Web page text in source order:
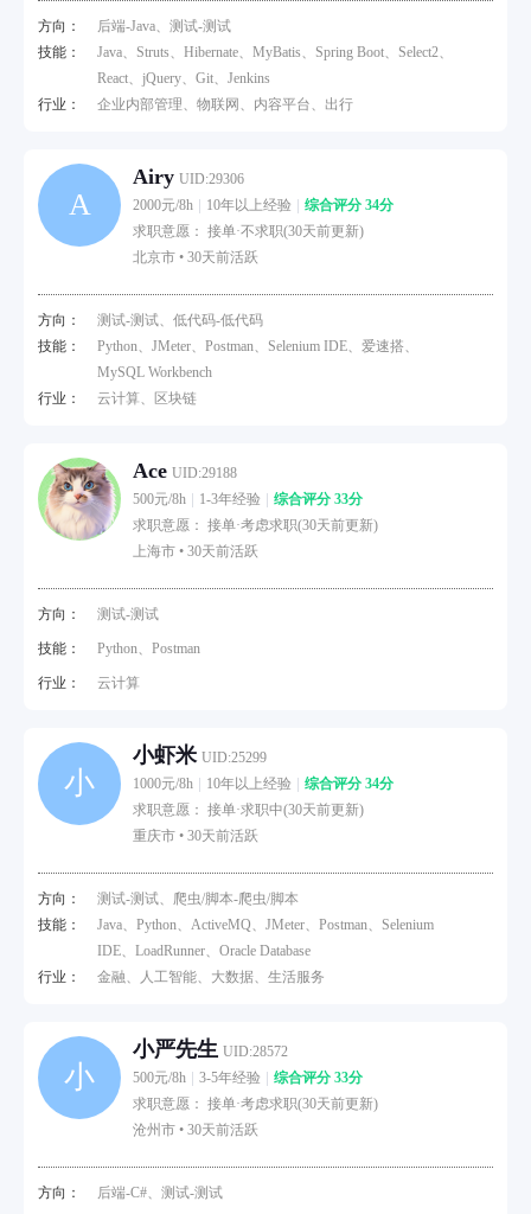
方向：
后端-Java、测试-测试
技能：
Java、Struts、Hibernate、MyBatis、Spring Boot、Select2、
React、jQuery、Git、Jenkins
行业：
企业内部管理、物联网、内容平台、出行
A
Airy UID:29306
2000元/8h
10年以上经验
综合评分 34分
求职意愿： 接单·不求职(30天前更新)
北京市 • 30天前活跃
方向：
测试-测试、低代码-低代码
技能：
Python、JMeter、Postman、Selenium IDE、爱速搭、
MySQL Workbench
行业：
云计算、区块链
Ace UID:29188
500元/8h
1-3年经验
综合评分 33分
求职意愿： 接单·考虑求职(30天前更新)
上海市 • 30天前活跃
方向： 测试-测试
技能： Python、Postman
行业： 云计算
小
小虾米 UID:25299
1000元/8h
10年以上经验
综合评分 34分
求职意愿： 接单·求职中(30天前更新)
重庆市 • 30天前活跃
方向：
测试-测试、爬虫/脚本-爬虫/脚本
技能：
Java、Python、ActiveMQ、JMeter、Postman、Selenium
IDE、LoadRunner、Oracle Database
行业：
金融、人工智能、大数据、生活服务
小
小严先生 UID:28572
500元/8h
3-5年经验
综合评分 33分
求职意愿： 接单·考虑求职(30天前更新)
沧州市 • 30天前活跃
方向： 后端-C#、测试-测试